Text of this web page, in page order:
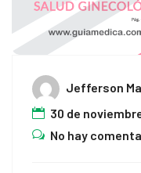
Jefferson
30 de
No hay